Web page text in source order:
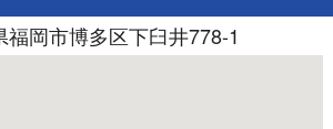
福岡市博多区下臼井778-1